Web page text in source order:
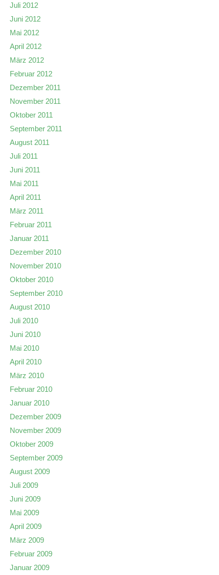
Juli 2012
Juni 2012
Mai 2012
April 2012
März 2012
Februar 2012
Dezember 2011
November 2011
Oktober 2011
September 2011
August 2011
Juli 2011
Juni 2011
Mai 2011
April 2011
März 2011
Februar 2011
Januar 2011
Dezember 2010
November 2010
Oktober 2010
September 2010
August 2010
Juli 2010
Juni 2010
Mai 2010
April 2010
März 2010
Februar 2010
Januar 2010
Dezember 2009
November 2009
Oktober 2009
September 2009
August 2009
Juli 2009
Juni 2009
Mai 2009
April 2009
März 2009
Februar 2009
Januar 2009